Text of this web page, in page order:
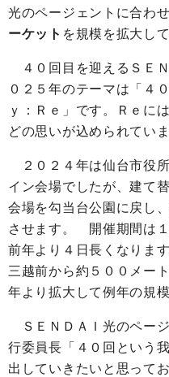
光のページェントに合わ
ーケット を規模を拡大し
４０回目を迎えるＳＥ
０２５年のテーマは「４
ｙ：Ｒｅ」です。Ｒｅに
どの思いが込められていま
２０２４年は仙台市役
イン会場でしたが、建て
会場を勾当台公園に戻し
させます。 開催期間は１
前年より４日長くなりま
三越前から約５００メー
年より拡大して例年の規
ＳＥＮＤＡＩ光のペー
行委員長「４０回という
出していきたいと思って